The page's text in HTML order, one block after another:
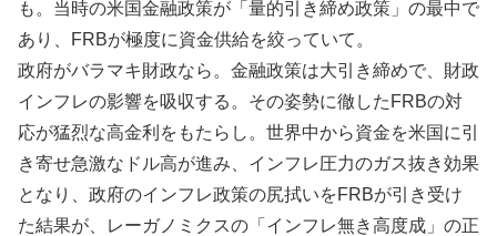
も。当時の米国金融政策が「量的引き締め政策」の最中で
あり、FRBが極度に資金供給を絞っていて。
政府がバラマキ財政なら。金融政策は大引き締めで、財政
インフレの影響を吸収する。その姿勢に徹したFRBの対
応が猛烈な高金利をもたらし。世界中から資金を米国に引
き寄せ急激なドル高が進み、インフレ圧力のガス抜き効果
となり、政府のインフレ政策の尻拭いをFRBが引き受け
た結果が、レーガノミクスの「インフレ無き高度成」の正